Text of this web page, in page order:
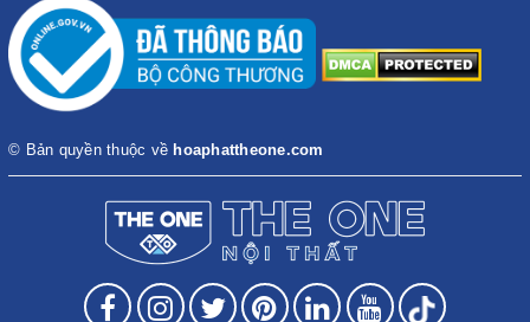
© Bản quyền thuộc về hoaphattheone.com